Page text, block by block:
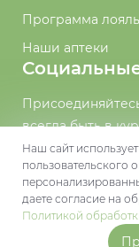
Программа
Наши аптеки
всегда быть в
событий
Наш сайт
пользовательского
даете согласие на
Политикой